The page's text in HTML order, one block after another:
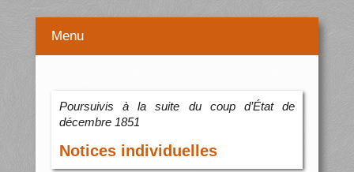
Menu
Poursuivis à la suite du coup d’État de
décembre 1851
Notices individuelles